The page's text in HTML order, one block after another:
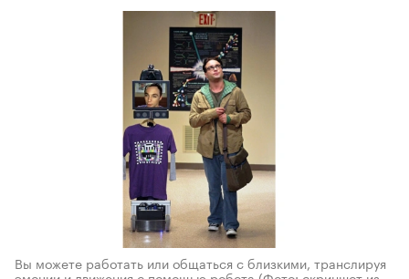
Вы можете работать или общаться с близкими, транслируя